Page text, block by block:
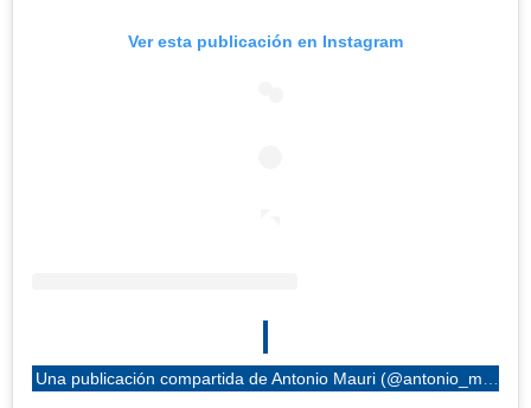
Ver esta publicación en Instagram